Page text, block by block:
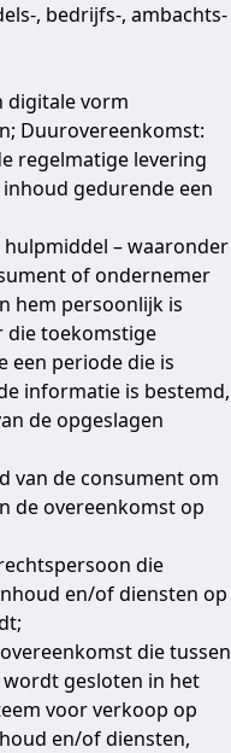
, bedrijfs-, ambachts-
digitale vorm
Duurovereenkomst:
regelmatige levering
gedurende een
– waaronder
of ondernemer
hem persoonlijk is
die toekomstige
een periode die is
informatie is bestemd,
de opgeslagen
van de consument om
de overeenkomst op
die
en/of diensten op
die tussen
gesloten in het
voor verkoop op
en/of diensten,